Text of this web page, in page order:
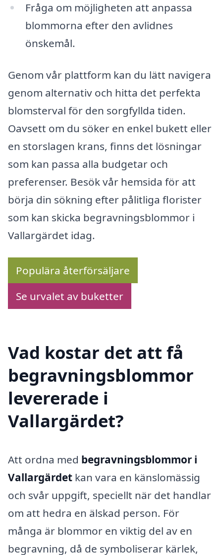
Fråga om möjligheten att anpassa
blommorna efter den avlidnes
önskemål.
Genom vår plattform kan du lätt navigera
genom alternativ och hitta det perfekta
blomsterval för den sorgfyllda tiden.
Oavsett om du söker en enkel bukett eller
en storslagen krans, finns det lösningar
som kan passa alla budgetar och
preferenser. Besök vår hemsida för att
börja din sökning efter pålitliga florister
som kan skicka begravningsblommor i
Vallargärdet idag.
Populära återförsäljare
Se urvalet av buketter
Vad kostar det att få
begravningsblommor
levererade i
Vallargärdet?
Att ordna med begravningsblommor i
Vallargärdet kan vara en känslomässig
och svår uppgift, speciellt när det handlar
om att hedra en älskad person. För
många är blommor en viktig del av en
begravning, då de symboliserar kärlek,